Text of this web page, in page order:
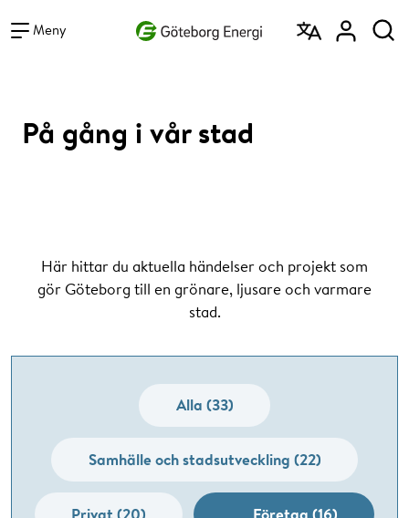
Meny
På gång i vår stad
Här hittar du aktuella händelser och projekt som
gör Göteborg till en grönare, ljusare och varmare
stad.
Alla (33)
Samhälle och stadsutveckling (22)
Privat (20) Företag (16)